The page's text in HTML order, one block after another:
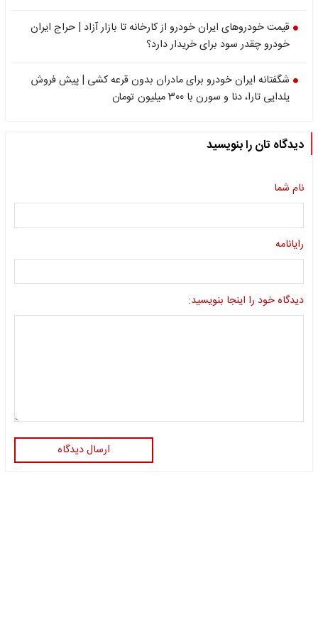
قیمت خودرو‌های ایران خودرو از کارخانه‌ تا بازار آزاد | حراج ایران
خودرو چقدر سود برای خریدار دارد؟
شگفتانه ایران خودرو برای مادران بدون قرعه کشی | پیش فروش
یلدایی تارا، دنا و سورن با 300 میلیون تومان
دیدگاه تان را بنویسید
نام شما
رایانامه
دیدگاه خود را اینجا بنویسید:
ارسال دیدگاه